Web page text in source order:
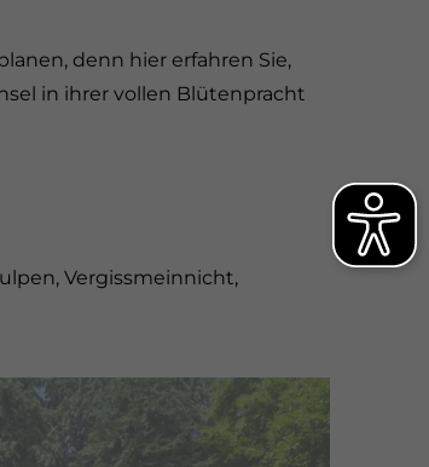
denn hier erfahren Sie,
in ihrer vollen Blütenpracht
Vergissmeinnicht,